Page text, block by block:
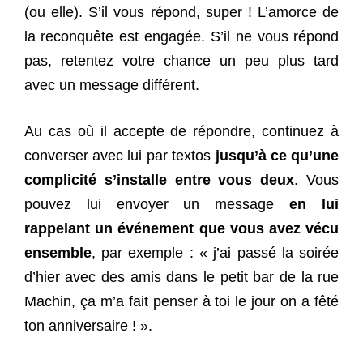
(ou elle). S’il vous répond, super ! L’amorce de
la reconquête est engagée. S’il ne vous répond
pas, retentez votre chance un peu plus tard
avec un message différent.
Au cas où il accepte de répondre, continuez à
converser avec lui par textos jusqu’à ce qu’une
complicité s’installe entre vous deux. Vous
pouvez lui envoyer un message en lui
rappelant un événement que vous avez vécu
ensemble, par exemple : « j’ai passé la soirée
d’hier avec des amis dans le petit bar de la rue
Machin, ça m’a fait penser à toi le jour on a fêté
ton anniversaire ! ».